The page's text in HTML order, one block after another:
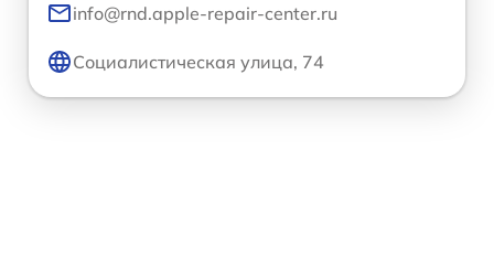
info@rnd.apple-repair-center.ru
Социалистическая улица, 74